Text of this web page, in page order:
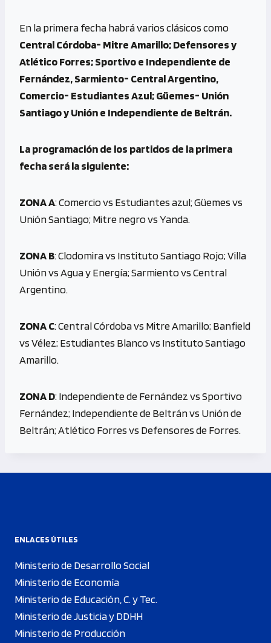
En la primera fecha habrá varios clásicos como
Central Córdoba- Mitre Amarillo; Defensores y
Atlético Forres; Sportivo e Independiente de
Fernández, Sarmiento- Central Argentino,
Comercio- Estudiantes Azul; Güemes- Unión
Santiago y Unión e Independiente de Beltrán.
La programación de los partidos de la primera
fecha será la siguiente:
ZONA A: Comercio vs Estudiantes azul; Güemes vs
Unión Santiago; Mitre negro vs Yanda.
ZONA B: Clodomira vs Instituto Santiago Rojo; Villa
Unión vs Agua y Energía; Sarmiento vs Central
Argentino.
ZONA C: Central Córdoba vs Mitre Amarillo; Banfield
vs Vélez; Estudiantes Blanco vs Instituto Santiago
Amarillo.
ZONA D: Independiente de Fernández vs Sportivo
Fernández; Independiente de Beltrán vs Unión de
Beltrán; Atlético Forres vs Defensores de Forres.
ENLACES ÚTILES
Ministerio de Desarrollo Social
Ministerio de Economía
Ministerio de Educación, C. y Tec.
Ministerio de Justicia y DDHH
Ministerio de Producción